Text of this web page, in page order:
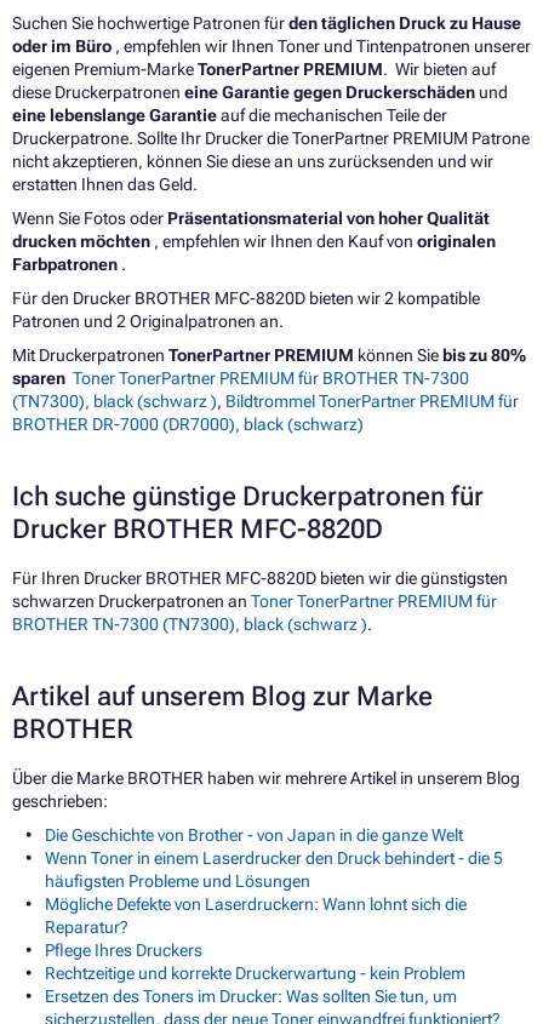
Suchen Sie hochwertige Patronen fürden täglichen Druck zu Hause
oder im Büro , empfehlen wir Ihnen Toner und Tintenpatronen unserer
eigenen Premium-MarkeTonerPartner PREMIUM. Wir bieten auf
diese Druckerpatronen eine Garantie gegen Druckerschäden und
eine lebenslange Garantieauf die mechanischen Teile der
Druckerpatrone. Sollte Ihr Drucker die TonerPartner PREMIUM Patrone
nicht akzeptieren, können Sie diese an uns zurücksenden und wir
erstatten Ihnen das Geld.
Wenn Sie Fotos oder Präsentationsmaterial von hoher Qualität
drucken möchten , empfehlen wir Ihnen den Kauf von originalen
Farbpatronen .
Für den Drucker BROTHER MFC-8820D bieten wir 2 kompatible
Patronen und 2 Originalpatronen an.
Mit Druckerpatronen TonerPartner PREMIUM können Sie bis zu 80%
sparen Toner TonerPartner PREMIUM für BROTHER TN-7300
(TN7300), black (schwarz ), Bildtrommel TonerPartner PREMIUM für
BROTHER DR-7000 (DR7000), black (schwarz)
Ich suche günstige Druckerpatronen für
Drucker BROTHER MFC-8820D
Für Ihren Drucker BROTHER MFC-8820D bieten wir die günstigsten
schwarzen Druckerpatronen an Toner TonerPartner PREMIUM für
BROTHER TN-7300 (TN7300), black (schwarz ).
Artikel auf unserem Blog zur Marke
BROTHER
Über die Marke BROTHER haben wir mehrere Artikel in unserem Blog
geschrieben:
Die Geschichte von Brother - von Japan in die ganze Welt
Wenn Toner in einem Laserdrucker den Druck behindert - die 5
häufigsten Probleme und Lösungen
Mögliche Defekte von Laserdruckern: Wann lohnt sich die
Reparatur?
Pflege Ihres Druckers
Rechtzeitige und korrekte Druckerwartung - kein Problem
Ersetzen des Toners im Drucker: Was sollten Sie tun, um
sicherzustellen, dass der neue Toner einwandfrei funktioniert?